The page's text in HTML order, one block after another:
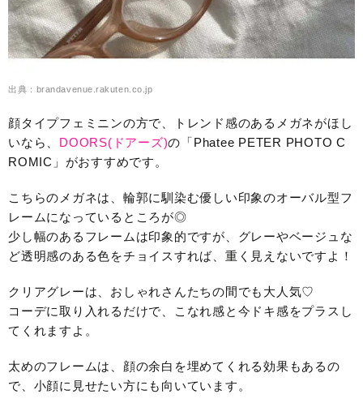
出典：brandavenue.rakuten.co.jp
顔タイプフェミニンの方で、トレンド感のあるメガネがほし
いなら、 DOORS(ドアーズ)の「Phatee PETER PHOTO C
ROMIC」がおすすめです。
こちらのメガネは、輪郭に馴染む優しい印象のオーバル型フ
レームになっているところが◎
少し幅のあるフレームは印象的ですが、グレーやベージュな
ど透明感のある色をチョイスすれば、重く見えないですよ！
クリアグレーは、おしゃれさんたちの間でも大人気♡
コーデに取り入れるだけで、こなれ感と今ドキ感をプラスし
てくれますよ。
太めのフレームは、顔の余白を埋めてくれる効果もあるの
で、小顔に見せたい方にも向いています。